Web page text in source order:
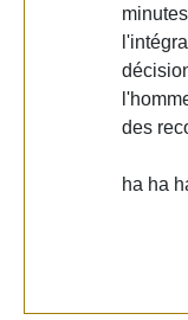
des
ha ha